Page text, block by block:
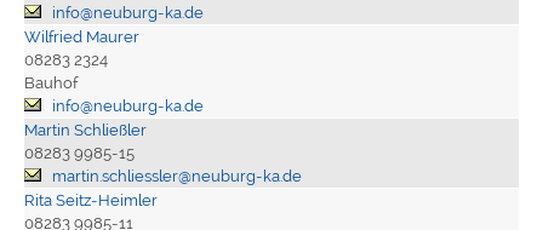
info@neuburg-ka.de
Wilfried Maurer
08283 2324
Bauhof
info@neuburg-ka.de
Martin Schließler
08283 9985-15
martin.schliessler@neuburg-ka.de
Rita Seitz-Heimler
08283 9985-11